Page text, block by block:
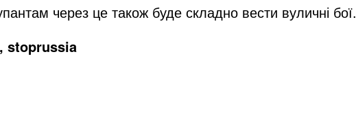
через це також буде складно вести вуличні бої.
stoprussia